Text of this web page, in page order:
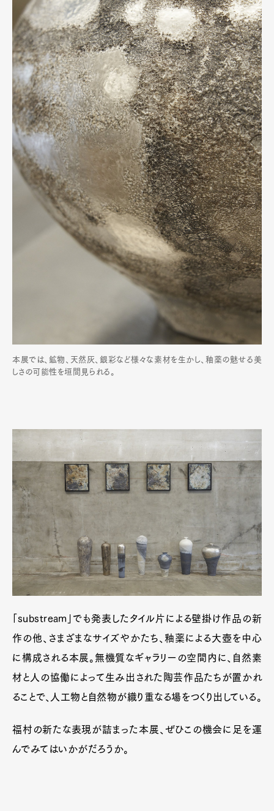
本展では、鉱物、天然灰、銀彩など様々な素材を生かし、釉薬の魅せる美
しさの可能性を垣間見られる。
「substream」でも発表したタイル片による壁掛け作品の新
作の他、さまざまなサイズやかたち、釉薬による大壺を中心
に構成される本展。無機質なギャラリーの空間内に、自然素
材と人の協働によって生み出された陶芸作品たちが置かれ
ることで、人工物と自然物が織り重なる場をつくり出している。
福村の新たな表現が詰まった本展、ぜひこの機会に足を運
んでみてはいかがだろうか。